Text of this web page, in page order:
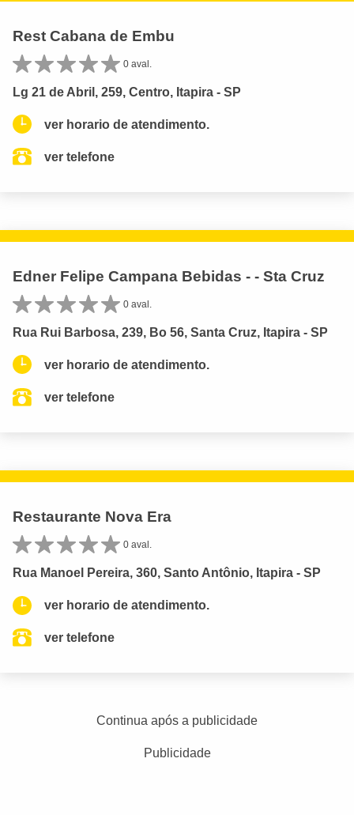
Rest Cabana de Embu
0 aval.
Lg 21 de Abril, 259, Centro, Itapira - SP
ver horario de atendimento.
ver telefone
Edner Felipe Campana Bebidas - - Sta Cruz
0 aval.
Rua Rui Barbosa, 239, Bo 56, Santa Cruz, Itapira - SP
ver horario de atendimento.
ver telefone
Restaurante Nova Era
0 aval.
Rua Manoel Pereira, 360, Santo Antônio, Itapira - SP
ver horario de atendimento.
ver telefone
Continua após a publicidade
Publicidade